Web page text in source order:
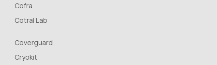
Cofra
Cotral Lab
Coverguard
Cryokit